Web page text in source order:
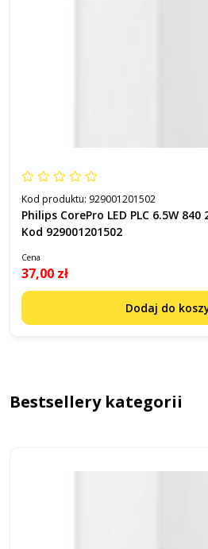
Kod produktu: 929001201502
Philips CorePro LED PLC 6.5W 840
Kod 929001201502
Cena
37,00 zł
Dodaj do
Bestsellery kategorii